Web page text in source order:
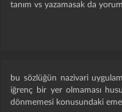
tanım vs yazamasak da
bu sözlüğün nazivari
iğrenç bir yer olmaması
dönmemesi konusundaki